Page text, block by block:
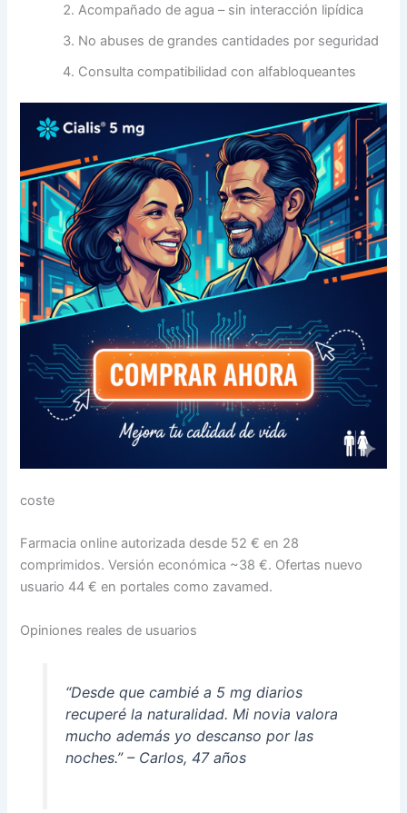
Acompañado de agua – sin interacción lipídica
No abuses de grandes cantidades por seguridad
Consulta compatibilidad con alfabloqueantes
coste
Farmacia online autorizada desde 52 € en 28
comprimidos. Versión económica ~38 €. Ofertas nuevo
usuario 44 € en portales como zavamed.
Opiniones reales de usuarios
“Desde que cambié a 5 mg diarios
recuperé la naturalidad. Mi novia valora
mucho además yo descanso por las
noches.” – Carlos, 47 años